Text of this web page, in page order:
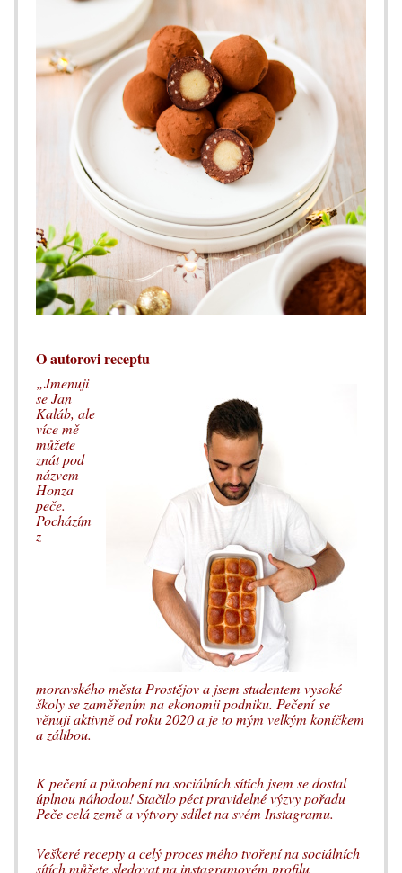
O autorovi receptu
„Jmenuji
se Jan
Kaláb, ale
více mě
můžete
znát pod
názvem
Honza
peče.
Pocházím
z
moravského města Prostějov a jsem studentem vysoké
školy se zaměřením na ekonomii podniku. Pečeníse
věnuji aktivně od roku 2020 a je to mým velkým koníčkem
a zálibou.
K pečení a působení na sociálních sítích jsem se dostal
úplnou náhodou! Stačilo péct pravidelné výzvy pořadu
Peče celá země a výtvory sdílet na svém Instagramu.
Veškeré recepty a celý proces mého tvoření na sociálních
sítích můžete sledovat na instagramovém profilu